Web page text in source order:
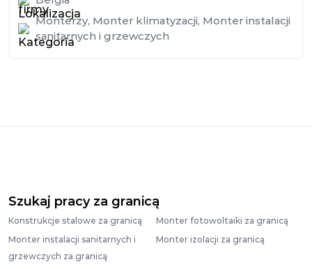
Monterzy, Monter klimatyzacji, Monter instalacji
sanitarnych i grzewczych
Szukaj pracy za granicą
Konstrukcje stalowe za granicą
Monter fotowoltaiki za granicą
Monter instalacji sanitarnych i
grzewczych za granicą
Monter izolacji za granicą